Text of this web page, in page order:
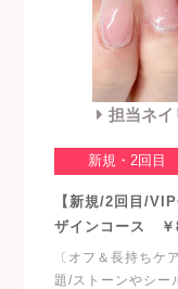
担当ネ
新規・2回目
【新規/2回目/
ザインコース ￥
〔オフ＆長持ちケ
題/ストーンやシ